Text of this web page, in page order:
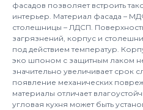
фасадов позволяет встроить
интерьер. Материал фасада –
столешницы – ЛДСП.
загрязнений, корпус и
под действием температур.
эко шпоном с защитным лаком
значительно увеличивает срок
появление механических
материалы отличает
угловая кухня может быть